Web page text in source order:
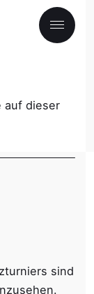
auf dieser
sind